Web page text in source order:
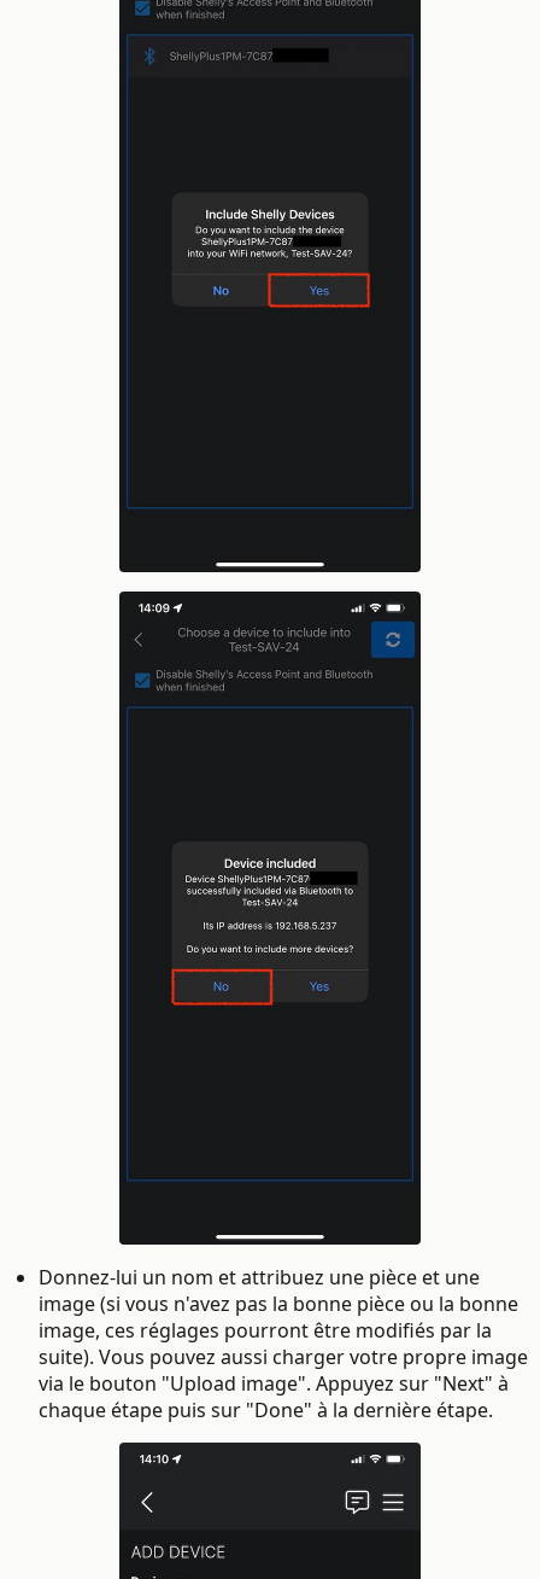
Donnez-lui un nom et attribuez une pièce et une
image (si vous n'avez pas la bonne pièce ou la bonne
image, ces réglages pourront être modifiés par la
suite). Vous pouvez aussi charger votre propre image
via le bouton "Upload image". Appuyez sur "Next" à
chaque étape puis sur "Done" à la dernière étape.